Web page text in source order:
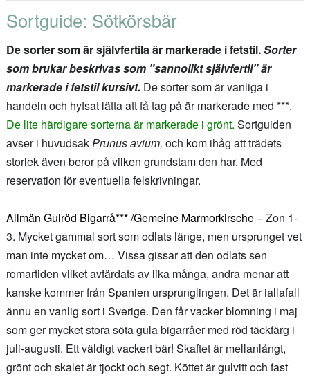
Sortguide: Sötkörsbär
De sorter som är självfertila är markerade i fetstil.Sorter
som brukar beskrivas som ”sannolikt självfertil” är
markerade i fetstil kursivt. De sorter som är vanliga i
handeln och hyfsat lätta att få tag på är markerade med ***.
De lite härdigare sorterna är markerade i grönt. Sortguiden
avser i huvudsakPrunus avium, och kom ihåg att trädets
storlek även beror på vilken grundstam den har. Med
reservation för eventuella felskrivningar.
Allmän Gulröd Bigarrå*** /Gemeine Marmorkirsche– Zon 1-
3. Mycket gammal sort som odlats länge, men ursprunget vet
man inte mycket om… Vissa gissar att den odlats sen
romartiden vilket avfärdats av lika många, andra menar att
kanske kommer från Spanien ursprunglingen. Det är iallafall
ännu en vanlig sort i Sverige. Den får vacker blomning i maj
som ger mycket stora söta gula bigarråer med röd täckfärg i
juli-augusti. Ett väldigt vackert bär! Skaftet är mellanlångt,
grönt och skalet är tjockt och segt. Köttet är gulvitt och fast